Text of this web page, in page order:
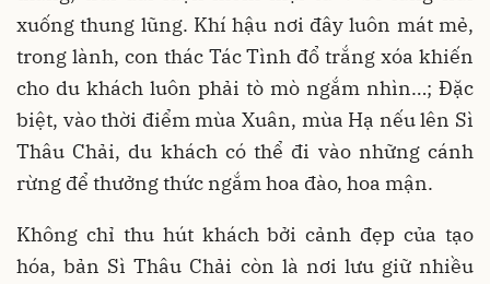
xuống thung lũng. Khí hậu nơi đây luôn mát mẻ,
trong lành, con thác Tác Tình đổ trắng xóa khiến
cho du khách luôn phải tò mò ngắm nhìn…; Đặc
biệt, vào thời điểm mùa Xuân, mùa Hạ nếu lên Sì
Thâu Chải, du khách có thể đi vào những cánh
rừng để thưởng thức ngắm hoa đào, hoa mận.
Không chỉ thu hút khách bởi cảnh đẹp của tạo
hóa, bản Sì Thâu Chải còn là nơi lưu giữ nhiều